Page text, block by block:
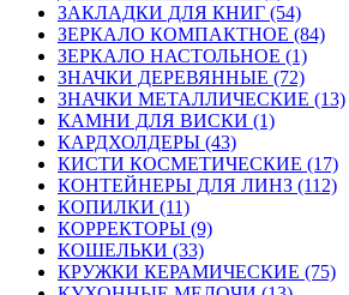
ЗАКЛАДКИ ДЛЯ КНИГ (54)
ЗЕРКАЛО КОМПАКТНОЕ (84)
ЗЕРКАЛО НАСТОЛЬНОЕ (1)
ЗНАЧКИ ДЕРЕВЯННЫЕ (72)
ЗНАЧКИ МЕТАЛЛИЧЕСКИЕ (13)
КАМНИ ДЛЯ ВИСКИ (1)
КАРДХОЛДЕРЫ (43)
КИСТИ КОСМЕТИЧЕСКИЕ (17)
КОНТЕЙНЕРЫ ДЛЯ ЛИНЗ (112)
КОПИЛКИ (11)
КОРРЕКТОРЫ (9)
КОШЕЛЬКИ (33)
КРУЖКИ КЕРАМИЧЕСКИЕ (75)